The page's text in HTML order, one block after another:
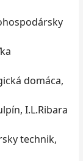
domáca,
I.L.Ribara
technik,